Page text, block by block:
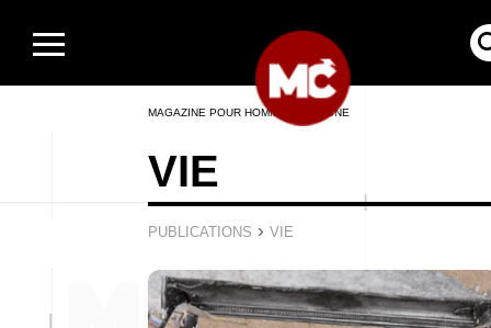
MAGAZINE POUR HOMMES EN LIGNE
VIE
PUBLICATIONS › VIE